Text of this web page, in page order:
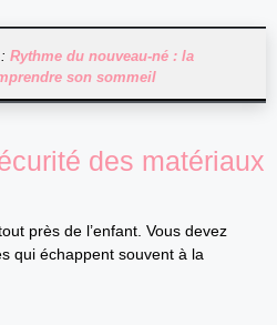
Rythme du nouveau-né : la
son sommeil
des matériaux
près de l’enfant. Vous devez
qui échappent souvent à la